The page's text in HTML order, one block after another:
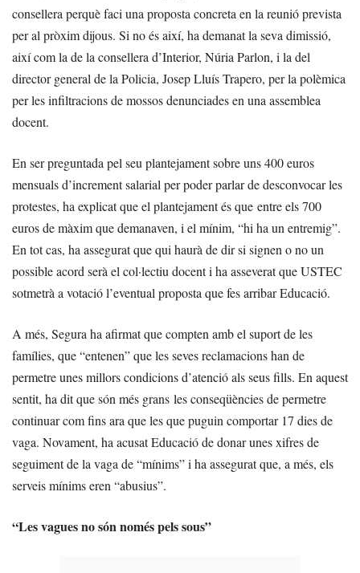
consellera perquè faci una proposta concreta en la reunió prevista
per al pròxim dijous. Si no és així, ha demanat la seva dimissió,
així com la de la consellera d’Interior, Núria Parlon, i la del
director general de la Policia, Josep Lluís Trapero, per la polèmica
per les infiltracions de mossos denunciades en una assemblea
docent.
En ser preguntada pel seu plantejament sobre uns 400 euros
mensuals d’increment salarial per poder parlar de desconvocar les
protestes, ha explicat que el plantejament és que entre els 700
euros de màxim que demanaven, i el mínim, “hi ha un entremig”.
En tot cas, ha assegurat que qui haurà de dir si signen o no un
possible acord serà el col·lectiu docent i ha asseverat que USTEC
sotmetrà a votació l’eventual proposta que fes arribar Educació.
A més, Segura ha afirmat que compten amb el suport de les
famílies, que “entenen” que les seves reclamacions han de
permetre unes millors condicions d’atenció als seus fills. En aquest
sentit, ha dit que són més grans les conseqüències de permetre
continuar com fins ara que les que puguin comportar 17 dies de
vaga. Novament, ha acusat Educació de donar unes xifres de
seguiment de la vaga de “mínims” i ha assegurat que, a més, els
serveis mínims eren “abusius”.
“Les vagues no són només pels sous”